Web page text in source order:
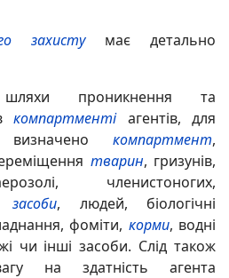
захистумає детально
шляхи проникнення та
компартментіагентів, для
компартмент,
тварин, гризунів,
членистоногих,
, людей, біологічні
фоміти, корми, водні
чи інші засоби. Слід також
на здатність агента